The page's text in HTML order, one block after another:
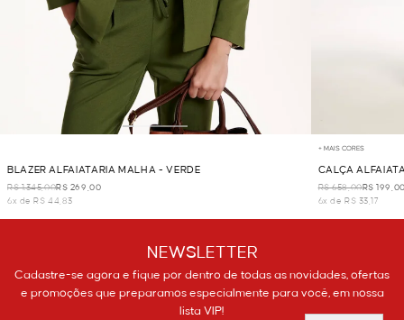
BLAZER ALFAIATARIA MALHA - VERDE
R$ 1.345,00R$ 269,00
6x de R$ 44,83
+ MAIS CORES
CALÇA
R$ 658,00R$
6x de R$ 33,17
NEWSLETTER
Cadastre-se agora e fique por dentro de todas as novidades, ofertas
e promoções que preparamos especialmente para você, em nossa
lista VIP!